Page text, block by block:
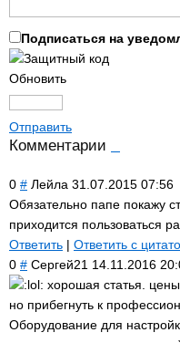
Подписаться на
Обновить
Отправить
Комментарии
0 # Лейла 31.07.2015 07:56
Обязательно папе покажу
приходится пользоваться
Ответить | Ответить с
0 # Сергей21 14.11.2016
хорошая статья.
но прибегнуть к
Оборудование для